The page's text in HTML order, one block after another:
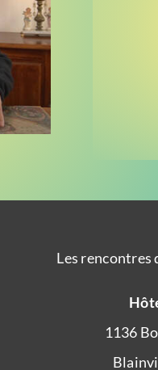
Les rencontres
1136